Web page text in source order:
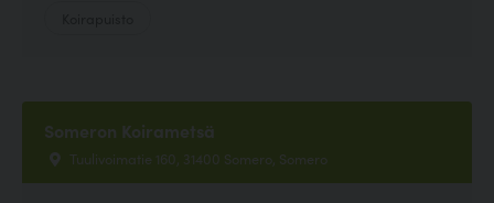
Someron Koirametsä
Tuulivoimatie 160, 31400 Somero, Somero